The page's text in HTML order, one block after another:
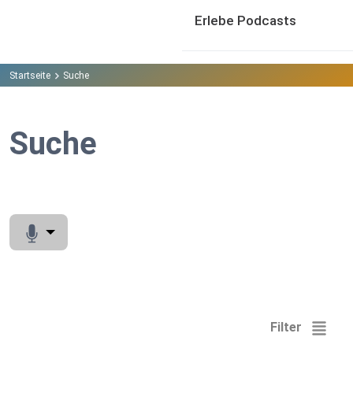
Erlebe Podcasts
Startseite Suche
Suche
Filter